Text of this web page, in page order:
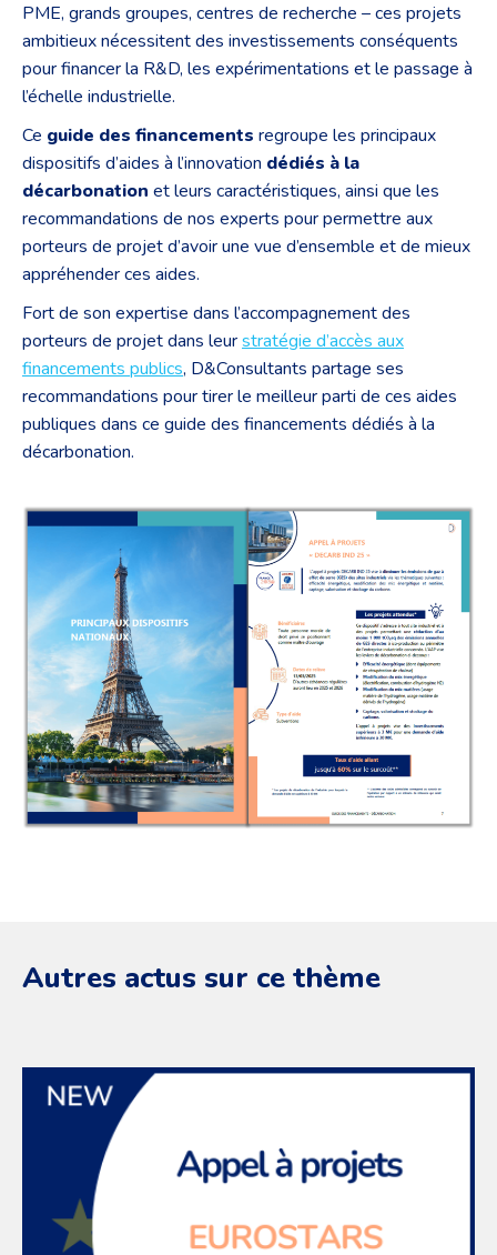
PME, grands groupes, centres de recherche – ces projets
ambitieux nécessitent des investissements conséquents
pour financer la R&D, les expérimentations et le passage à
l’échelle industrielle.
Ce guide des financements regroupe les principaux
dispositifs d’aides à l’innovation dédiés à la
décarbonation et leurs caractéristiques, ainsi que les
recommandations de nos experts pour permettre aux
porteurs de projet d’avoir une vue d’ensemble et de mieux
appréhender ces aides.
Fort de son expertise dans l’accompagnement des
porteurs de projet dans leurstratégie d’accès aux
financements publics, D&Consultants partage ses
recommandations pour tirer le meilleur parti de ces aides
publiques dans ce guide des financements dédiés à la
décarbonation.
Autres actus sur ce thème